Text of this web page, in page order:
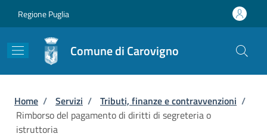
Regione Puglia
Comune di Carovigno
Briciole di pane
Home / Servizi / Tributi, finanze e contravvenzioni /
Rimborso del pagamento di diritti di segreteria o
istruttoria